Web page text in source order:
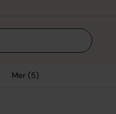
Mer (5)